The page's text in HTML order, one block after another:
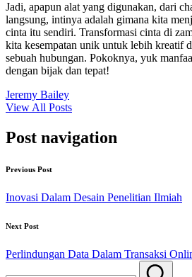
Jadi, apapun alat yang digunakan, dari
langsung, intinya adalah gimana kita
cinta itu sendiri. Transformasi cinta di
kita kesempatan unik untuk lebih kreatif
sebuah hubungan. Pokoknya, yuk
dengan bijak dan tepat!
Jeremy Bailey
View All Posts
Post navigation
Previous Post
Inovasi Dalam Desain Penelitian Ilmiah
Next Post
Perlindungan Data Dalam Transaksi